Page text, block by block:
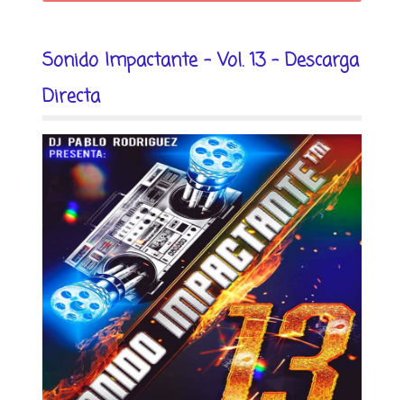
Sonido Impactante - Vol. 13 - Descarga
Directa